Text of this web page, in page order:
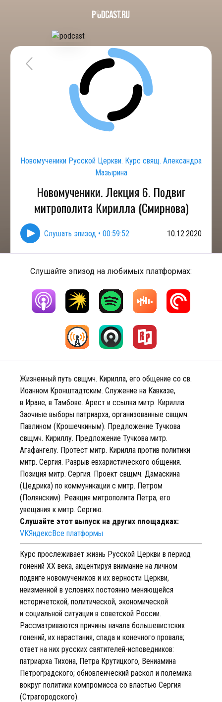
Новомученики Русской Церкви. Курс свящ. Александра
Мазырина
Новомученики. Лекция 6. Подвиг
митрополита Кирилла (Смирнова)
Слушать эпизод • 00:59:52 10.12.2020
Слушайте эпизод на любимых платформах:
Жизненный путь свщмч. Кирилла, его общение со св.
Иоанном Кронштадтским. Служение на Кавказе,
в Иране, в Тамбове. Арест и ссылка митр. Кирилла.
Заочные выборы патриарха, организованные свщмч.
Павлином (Крошечкиным). Предложение Тучкова
свщмч. Кириллу. Предложение Тучкова митр.
Агафангелу. Протест митр. Кирилла против политики
митр. Сергия. Разрыв евхаристического общения.
Позиция митр. Сергия. Проект свщмч. Дамаскина
(Цедрика) по коммуникации с митр. Петром
(Полянским). Реакция митрополита Петра, его
увещания к митр. Сергию.
Слушайте этот выпуск на других площадках:
VKЯндексВсе платформы
Курс прослеживает жизнь Русской Церкви в период
гонений XX века, акцентируя внимание на личном
подвиге новомучеников и их верности Церкви,
неизменной в условиях постоянно меняющейся
историчетской, политической, экономической
и социальной ситуации в советской России.
Рассматриваются причины начала большевистских
гонений, их нарастания, спада и конечного провала;
ответ на них русских святителей-исповедников:
патриарха Тихона, Петра Крутицкого, Вениамина
Петроградского; обновленческий раскол и полемика
вокруг политики компромисса со властью Сергия
(Страгородского).